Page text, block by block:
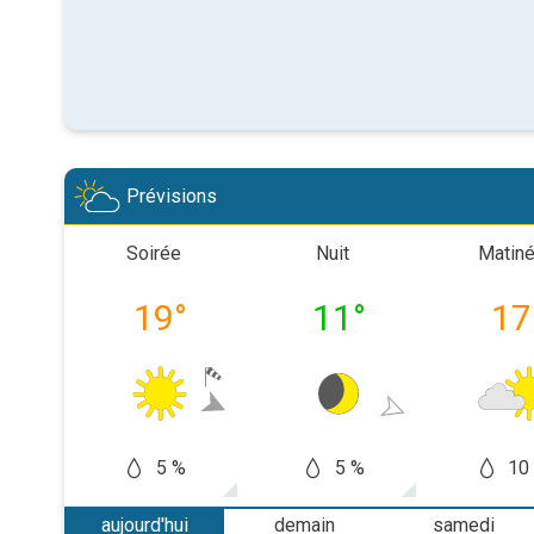
Prévisions
Soirée
19°
5 %
Nuit
11 °
5 %
17
10
aujourd'hui
demain
samedi